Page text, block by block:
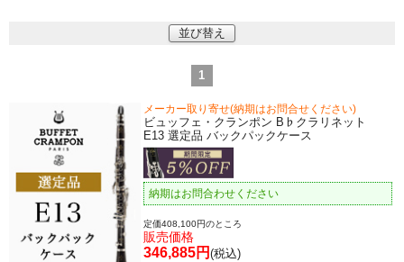
並び替え
1
メーカー取り寄せ(納期はお問合せください)
ビュッフェ・クランポン B♭クラリネット
E13 選定品 バックパックケース
納期はお問合わせください
定価408,100円のところ
販売価格
346,885円 (税込)